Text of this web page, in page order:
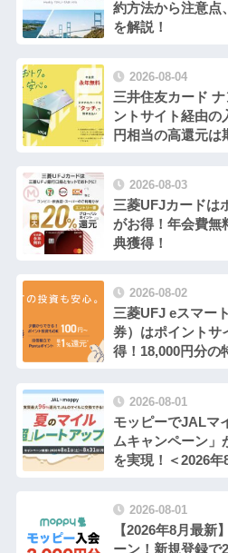
約方法から注意点
を解説！
2026-08-04
三井住友カード
ントサイト経由の
円相当の高還元は
2026-08-03
三菱UFJカードは
がお得！年会費無
典獲得！
2026-08-02
三菱UFJ eスマー
券）はポイントサ
得！18,000円分の
2026-08-01
モッピーでJALマ
ムキャンペーン」
を実現！＜2026年
2026-08-01
【2026年8月最新
ーン！新規登録で